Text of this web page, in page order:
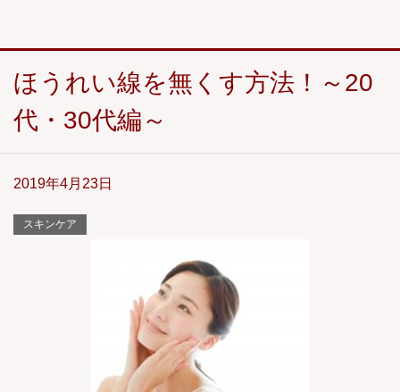
ほうれい線を無くす方法！～20
代・30代編～
2019年4月23日
スキンケア